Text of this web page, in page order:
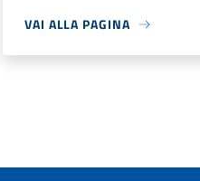
VAI ALLA PAGINA